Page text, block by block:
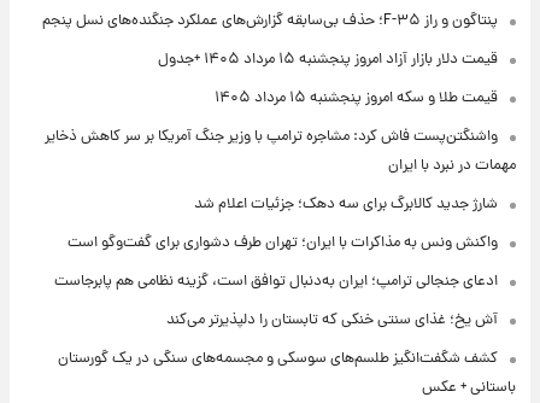
پنتاگون و راز F-۳۵؛ حذف بی‌سابقه گزارش‌های عملکرد جنگنده‌های نسل پنجم
قیمت دلار بازار آزاد امروز پنجشنبه ۱۵ مرداد ۱۴۰۵ +جدول
قیمت طلا و سکه امروز پنجشنبه ۱۵ مرداد ۱۴۰۵
واشنگتن‌پست فاش کرد: مشاجره ترامپ با وزیر جنگ آمریکا بر سر کاهش ذخایر
مهمات در نبرد با ایران
شارژ جدید کالابرگ برای سه دهک؛ جزئیات اعلام شد
واکنش ونس به مذاکرات با ایران؛ تهران طرف دشواری برای گفت‌وگو است
ادعای جنجالی ترامپ؛ ایران به‌دنبال توافق است، گزینه نظامی هم پابرجاست
آش یخ؛ غذای سنتی خنکی که تابستان را دلپذیرتر می‌کند
کشف شگفت‌انگیز طلسم‌های سوسکی و مجسمه‌های سنگی در یک گورستان
باستانی + عکس